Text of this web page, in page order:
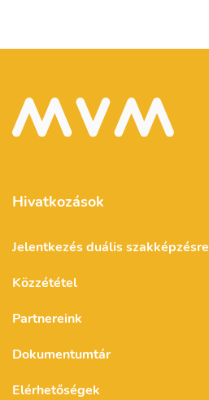
Hivatkozások
Jelentkezés duális szakképzésre
Közzététel
Partnereink
Dokumentumtár
Elérhetőségek